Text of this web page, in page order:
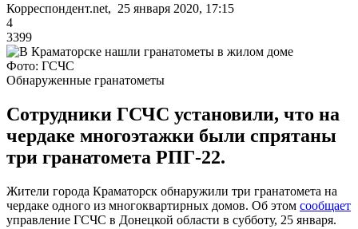
Корреспондент.net, 25 января 2020, 17:15
4
3399
Фото: ГСЧС
Обнаруженные гранатометы
Сотрудники ГСЧС установили, что на
чердаке многоэтажки были спрятаны
три гранатомета РПГ-22.
Жители города Краматорск обнаружили три гранатомета на
чердаке одного из многоквартирных домов. Об этом сообщает
управление ГСЧС в Донецкой области в субботу, 25 января.